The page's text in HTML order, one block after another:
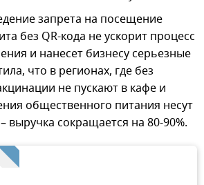
запрета на посещение
без QR-кода не ускорит процесс
и нанесет бизнесу серьезные
что в регионах, где без
не пускают в кафе и
общественного питания несут
выручка сокращается на 80-90%.